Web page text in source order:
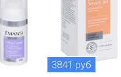
3841 руб